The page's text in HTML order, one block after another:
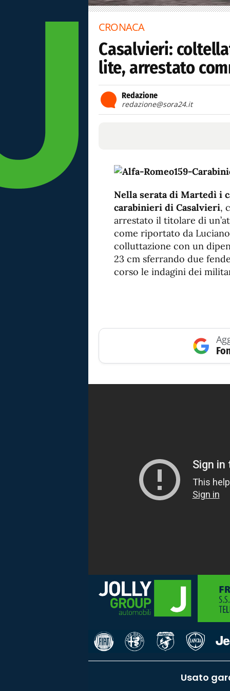
CRONACA
Casalvieri:
lite, arrestato
Redazione
redazione@sora24.it
Nella serata di Martedì i
carabinieri di Casalvieri,
arrestato il titolare di
come riportato da
colluttazione con un
23 cm sferrando due
corso le indagini dei